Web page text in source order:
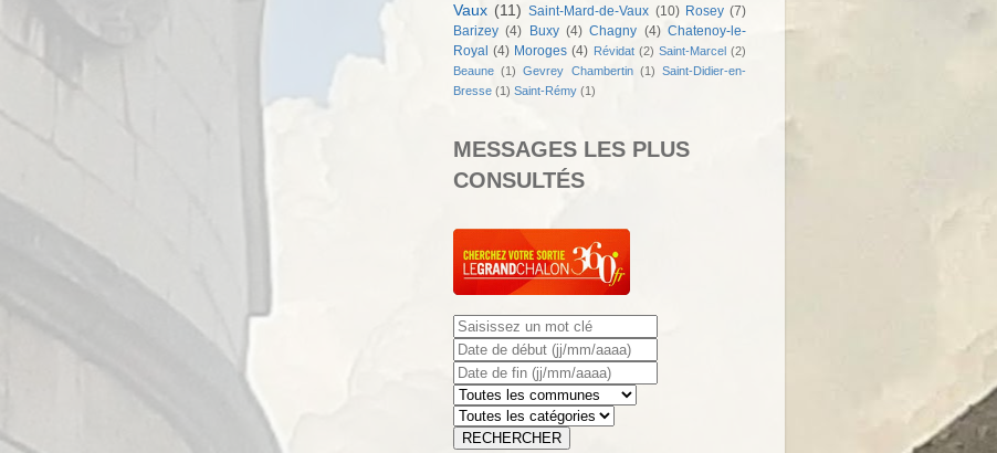
Vaux (11) Saint-Mard-de-Vaux (10) Rosey (7)
Barizey (4) Buxy (4) Chagny (4) Chatenoy-le-
Royal (4) Moroges (4) Révidat (2) Saint-Marcel (2)
Beaune (1) Gevrey Chambertin (1) Saint-Didier-en-
Bresse (1) Saint-Rémy (1)
MESSAGES LES PLUS
CONSULTÉS